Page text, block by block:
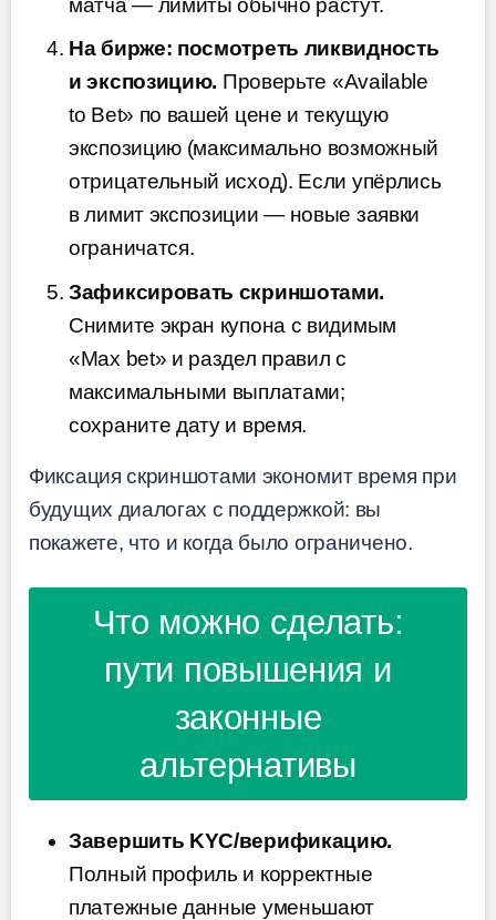
матча — лимиты обычно растут.
На бирже: посмотреть ликвидность
и экспозицию. Проверьте «Available
to Bet» по вашей цене и текущую
экспозицию (максимально возможный
отрицательный исход). Если упёрлись
в лимит экспозиции — новые заявки
ограничатся.
Зафиксировать скриншотами.
Снимите экран купона с видимым
«Max bet» и раздел правил с
максимальными выплатами;
сохраните дату и время.
Фиксация скриншотами экономит время при
будущих диалогах с поддержкой: вы
покажете, что и когда было ограничено.
Что можно сделать:
пути повышения и
законные
альтернативы
Завершить KYC/верификацию.
Полный профиль и корректные
платежные данные уменьшают